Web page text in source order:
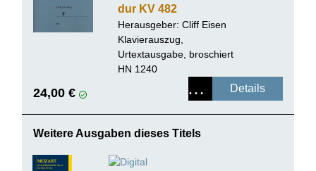
dur KV 482
Herausgeber: Cliff Eisen
Klavierauszug,
Urtextausgabe, broschiert
HN 1240
24,00 € Details
Weitere Ausgaben dieses Titels